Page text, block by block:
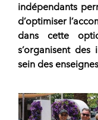
indépendants
d’optimiser
dans cette
s’organisent des
sein des